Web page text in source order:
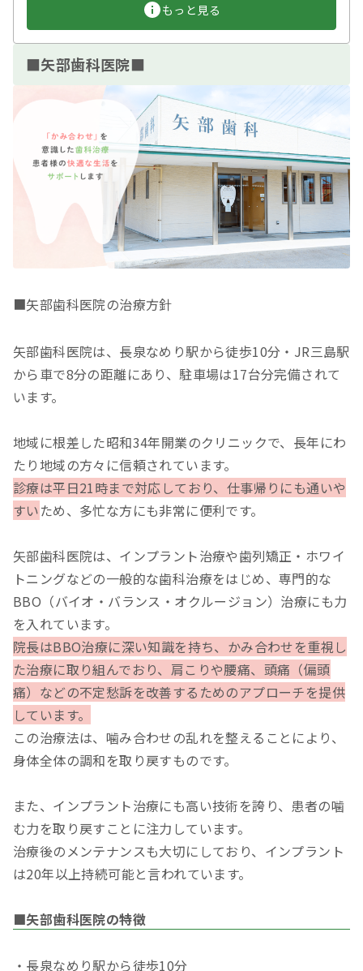
もっと見る
■矢部歯科医院■
■矢部歯科医院の治療方針
矢部歯科医院は、長泉なめり駅から徒歩10分・JR三島駅
から車で8分の距離にあり、駐車場は17台分完備されて
います。
地域に根差した昭和34年開業のクリニックで、長年にわ
たり地域の方々に信頼されています。
診療は平日21時まで対応しており、仕事帰りにも通いや
すいため、多忙な方にも非常に便利です。
矢部歯科医院は、インプラント治療や歯列矯正・ホワイ
トニングなどの一般的な歯科治療をはじめ、専門的な
BBO（バイオ・バランス・オクルージョン）治療にも力
を入れています。
院長はBBO治療に深い知識を持ち、かみ合わせを重視し
た治療に取り組んでおり、肩こりや腰痛、頭痛（偏頭
痛）などの不定愁訴を改善するためのアプローチを提供
しています。
この治療法は、噛み合わせの乱れを整えることにより、
身体全体の調和を取り戻すものです。
また、インプラント治療にも高い技術を誇り、患者の噛
む力を取り戻すことに注力しています。
治療後のメンテナンスも大切にしており、インプラント
は20年以上持続可能と言われています。
■矢部歯科医院の特徴
・長泉なめり駅から徒歩10分